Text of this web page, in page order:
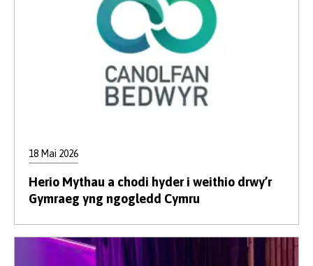
18 Mai 2026
Herio Mythau a chodi hyder i weithio drwy’r
Gymraeg yng ngogledd Cymru